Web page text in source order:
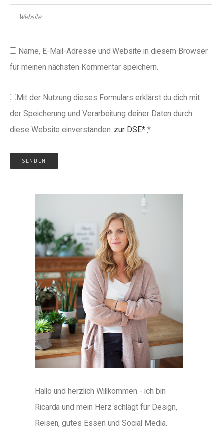
Name, E-Mail-Adresse und Website in diesem Browser
für meinen nächsten Kommentar speichern.
Mit der Nutzung dieses Formulars erklärst du dich mit
der Speicherung und Verarbeitung deiner Daten durch
diese Website einverstanden. zur DSE* *
Hallo und herzlich Willkommen - ich bin
Ricarda und mein Herz schlägt für Design,
Reisen, gutes Essen und Social Media.